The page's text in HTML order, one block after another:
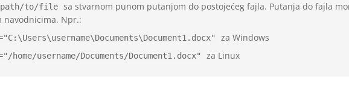
path/to/file sa stvarnom punom putanjom do postojećeg fajla. Putanja do fajla
navodnicima. Npr.:
za Windows
home/username/Documents/Document1.docx" za Linux